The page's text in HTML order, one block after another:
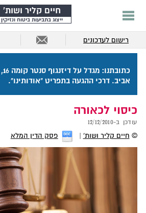
חיים קליר ושות'
ייצוג בתביעות ביטוח ונזיקין
רישום לעדכונים
אביב. דרכי ההגעה בתפריט "אודותינו".
כיסוי לכאורה
עודכן ב-12/12/2010
© חיים קליר ושות' פסק הדין המלא